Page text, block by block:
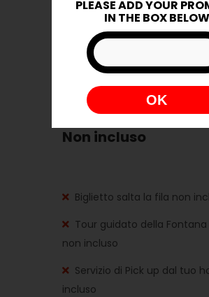
PLEASE ADD YOUR
IN THE BOX BELOW
OK
City Walking Tour guidato, in
inglese, della città con
Piazza Navona, 25
Video multimediale
Roma presso Piazza
Non incluso
Biglietto salta la fila non
Tour guidato della Fontana
non incluso
Servizio di Pick up dal tuo
incluso